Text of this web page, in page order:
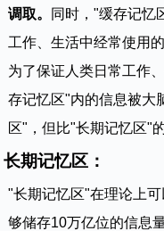
调取。 同时，"缓存记忆
工作、生活中经常使用
为了保证人类日常工作
存记忆区"内的信息被大
区"，但比"长期记忆区"
长期记忆区：
"长期记忆区"在理论上
够储存10万亿位的信息